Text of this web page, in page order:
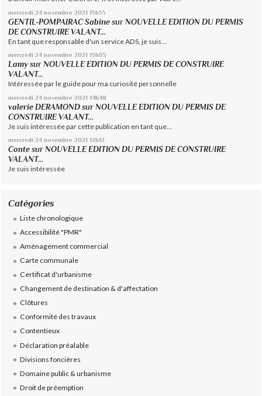
mercredi 24 novembre 2021 15h55
GENTIL-POMPAIRAC Sabine sur NOUVELLE EDITION DU PERMIS
DE CONSTRUIRE VALANT...
En tant que responsable d'un service ADS, je suis...
mercredi 24 novembre 2021 15h05
Lamy surNOUVELLE EDITION DU PERMIS DE CONSTRUIRE
VALANT...
Intéressée par le guide pour ma curiosité personnelle
mercredi 24 novembre 2021 14h48
valerie DERAMOND sur NOUVELLE EDITION DU PERMIS DE
CONSTRUIRE VALANT...
Je suis intéressée par cette publication en tant que...
mercredi 24 novembre 2021 12h12
Conte surNOUVELLE EDITION DU PERMIS DE CONSTRUIRE
VALANT...
Je suis intéressée
Catégories
Liste chronologique
Accessibilité "PMR"
Aménagement commercial
Carte communale
Certificat d'urbanisme
Changement de destination & d'affectation
Clôtures
Conformité des travaux
Contentieux
Déclaration préalable
Divisions foncières
Domaine public & urbanisme
Droit de préemption